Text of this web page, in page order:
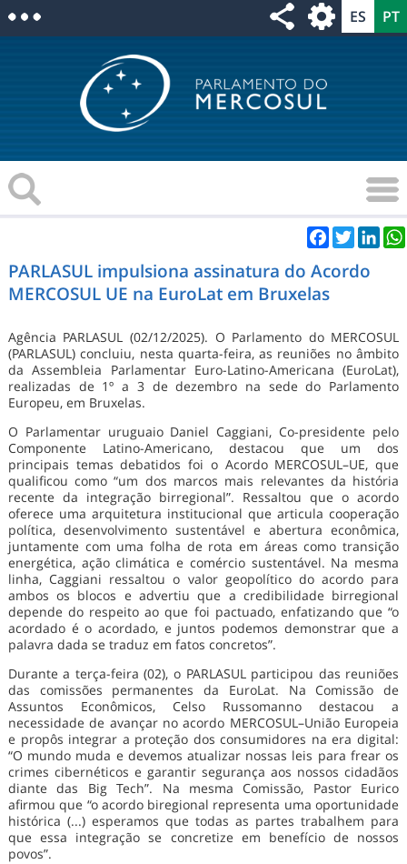
Facebook
Twitter
PARLASUL impulsiona assinatura do Acordo
MERCOSUL UE na EuroLat em Bruxelas
Agência PARLASUL (02/12/2025). O Parlamento do MERCOSUL
(PARLASUL) concluiu, nesta quarta-feira, as reuniões no âmbito
da Assembleia Parlamentar Euro-Latino-Americana (EuroLat),
realizadas de 1º a 3 de dezembro na sede do Parlamento
Europeu, em Bruxelas.
O Parlamentar uruguaio Daniel Caggiani, Co-presidente pelo
Componente Latino-Americano, destacou que um dos
principais temas debatidos foi o Acordo MERCOSUL–UE, que
qualificou como “um dos marcos mais relevantes da história
recente da integração birregional”. Ressaltou que o acordo
oferece uma arquitetura institucional que articula cooperação
política, desenvolvimento sustentável e abertura econômica,
juntamente com uma folha de rota em áreas como transição
energética, ação climática e comércio sustentável. Na mesma
linha, Caggiani ressaltou o valor geopolítico do acordo para
ambos os blocos e advertiu que a credibilidade birregional
depende do respeito ao que foi pactuado, enfatizando que “o
acordado é o acordado, e juntos podemos demonstrar que a
palavra dada se traduz em fatos concretos”.
Durante a terça-feira (02), o PARLASUL participou das reuniões
das comissões permanentes da EuroLat. Na Comissão de
Assuntos Econômicos, Celso Russomanno destacou a
necessidade de avançar no acordo MERCOSUL–União Europeia
e propôs integrar a proteção dos consumidores na era digital:
“O mundo muda e devemos atualizar nossas leis para frear os
crimes cibernéticos e garantir segurança aos nossos cidadãos
diante das Big Tech”. Na mesma Comissão, Pastor Eurico
afirmou que “o acordo biregional representa uma oportunidade
histórica (...) esperamos que todas as partes trabalhem para
que essa integração se concretize em benefício de nossos
povos”.